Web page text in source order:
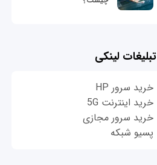
تبلیغات لینکی
خرید سرور HP
خرید اینترنت 5G
خرید سرور مجازی
پسیو شبکه